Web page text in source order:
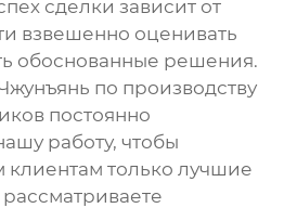
сделки зависит от
взвешенно оценивать
обоснованные решения.
по производству
постоянно
работу, чтобы
клиентам только лучшие